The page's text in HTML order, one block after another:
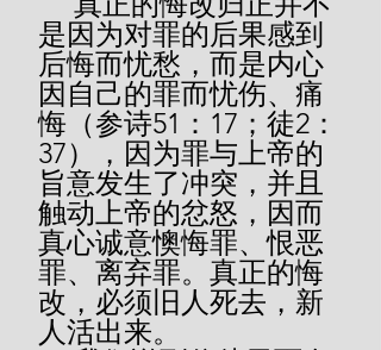
是因为对罪的后果感到
后悔而忧愁，而是内心
因自己的罪而忧伤、痛
悔（参诗51：17；徒2：
37），因为罪与上帝的
旨意发生了冲突，并且
触动上帝的忿怒，因而
真心诚意懊悔罪、恨恶
罪、离弃罪。真正的悔
改，必须旧人死去，新
人活出来。